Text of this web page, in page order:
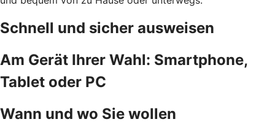
Schnell und sicher ausweisen
Am Gerät Ihrer Wahl: Smartphone,
Tablet oder PC
Wann und wo Sie wollen